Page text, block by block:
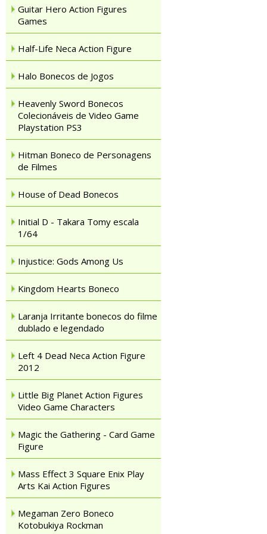
Guitar Hero Action Figures
Games
Half-Life Neca Action Figure
Halo Bonecos de Jogos
Heavenly Sword Bonecos
Colecionáveis de Video Game
Playstation PS3
Hitman Boneco de Personagens
de Filmes
House of Dead Bonecos
Initial D - Takara Tomy escala
1/64
Injustice: Gods Among Us
Kingdom Hearts Boneco
Laranja Irritante bonecos do filme
dublado e legendado
Left 4 Dead Neca Action Figure
2012
Little Big Planet Action Figures
Video Game Characters
Magic the Gathering - Card Game
Figure
Mass Effect 3 Square Enix Play
Arts Kai Action Figures
Megaman Zero Boneco
Kotobukiya Rockman